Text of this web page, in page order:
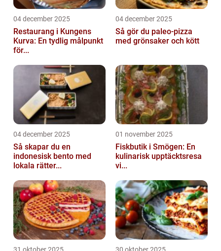
04 december 2025
Restaurang i Kungens
Kurva: En tydlig målpunkt
för...
04 december 2025
Så gör du paleo-pizza
med grönsaker och kött
04 december 2025
Så skapar du en
indonesisk bento med
lokala rätter...
01 november 2025
Fiskbutik i Smögen: En
kulinarisk upptäcktsresa
vi...
31 oktober 2025 30 oktober 2025